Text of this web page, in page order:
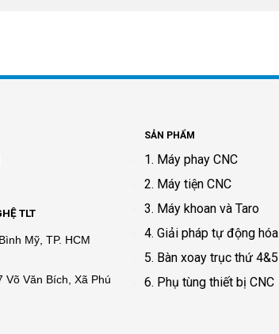
TLT
Mỹ, TP. HCM
Võ Văn Bích, Xã Phú
SẢN PHẨM
1. Máy phay CNC
2. Máy tiện CNC
3. Máy khoan và Taro
4. Giải pháp tự động hóa
5. Bàn xoay trục thứ 4&5
6. Phụ tùng thiết bị CNC